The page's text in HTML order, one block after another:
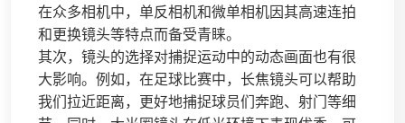
在众多相机中，单反相机和微单相机因其高速连拍
和更换镜头等特点而备受青睐。
其次，镜头的选择对捕捉运动中的动态画面也有很
大影响。例如，在足球比赛中，长焦镜头可以帮助
我们拉近距离，更好地捕捉球员们奔跑、射门等细